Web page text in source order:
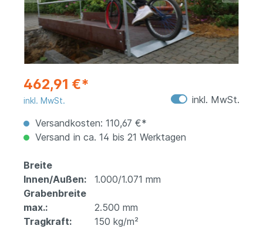
462,91 €*
inkl. MwSt.
inkl. MwSt.
Versandkosten: 110,67 €*
Versand in ca. 14 bis 21 Werktagen
Breite
Innen/Außen:
1.000/1.071 mm
Grabenbreite
max.:
2.500 mm
Tragkraft:
150 kg/m²